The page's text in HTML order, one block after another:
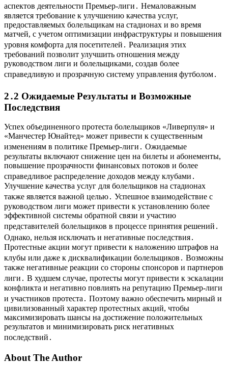
аспектов деятельности Премьер-лиги․ Немаловажным
является требование к улучшению качества услуг,
предоставляемых болельщикам на стадионах и во время
матчей, с учетом оптимизации инфраструктуры и повышения
уровня комфорта для посетителей․ Реализация этих
требований позволит улучшить отношения между
руководством лиги и болельщиками, создав более
справедливую и прозрачную систему управления футболом․
2․2 Ожидаемые Результаты и Возможные
Последствия
Успех объединенного протеста болельщиков «Ливерпуля» и
«Манчестер Юнайтед» может привести к существенным
изменениям в политике Премьер-лиги․ Ожидаемые
результаты включают снижение цен на билеты и абонементы,
повышение прозрачности финансовых потоков и более
справедливое распределение доходов между клубами․
Улучшение качества услуг для болельщиков на стадионах
также является важной целью․ Успешное взаимодействие с
руководством лиги может привести к установлению более
эффективной системы обратной связи и участию
представителей болельщиков в процессе принятия решений․
Однако, нельзя исключать и негативные последствия․
Протестные акции могут привести к наложению штрафов на
клубы или даже к дисквалификации болельщиков․ Возможны
также негативные реакции со стороны спонсоров и партнеров
лиги․ В худшем случае, протесты могут привести к эскалации
конфликта и негативно повлиять на репутацию Премьер-лиги
и участников протеста․ Поэтому важно обеспечить мирный и
цивилизованный характер протестных акций, чтобы
максимизировать шансы на достижение положительных
результатов и минимизировать риск негативных
последствий․
About The Author